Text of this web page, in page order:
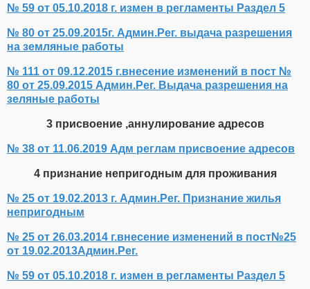
№ 59 от 05.10.2018 г. измен в регламенты Раздел 5
№ 80 от 25.09.2015г. Админ.Рег. выдача разрешения
на земляные работы
№ 111 от 09.12.2015 г.внесение изменений в пост №
80 от 25.09.2015 Админ.Рег. Выдача разрешения на
зеляные работы
3 присвоение ,аннулирование адресов
№ 38 от 11.06.2019 Адм реглам присвоение адресов
4 признание непригодным для проживания
№ 25 от 19.02.2013 г. Админ.Рег. Признание жилья
непригодным
№ 25 от 26.03.2014 г.внесение изменений в пост№25
от 19.02.2013Админ.Рег.
№ 59 от 05.10.2018 г. измен в регламенты Раздел 5